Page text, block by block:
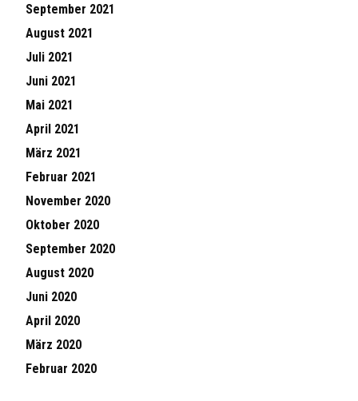
September 2021
August 2021
Juli 2021
Juni 2021
Mai 2021
April 2021
März 2021
Februar 2021
November 2020
Oktober 2020
September 2020
August 2020
Juni 2020
April 2020
März 2020
Februar 2020